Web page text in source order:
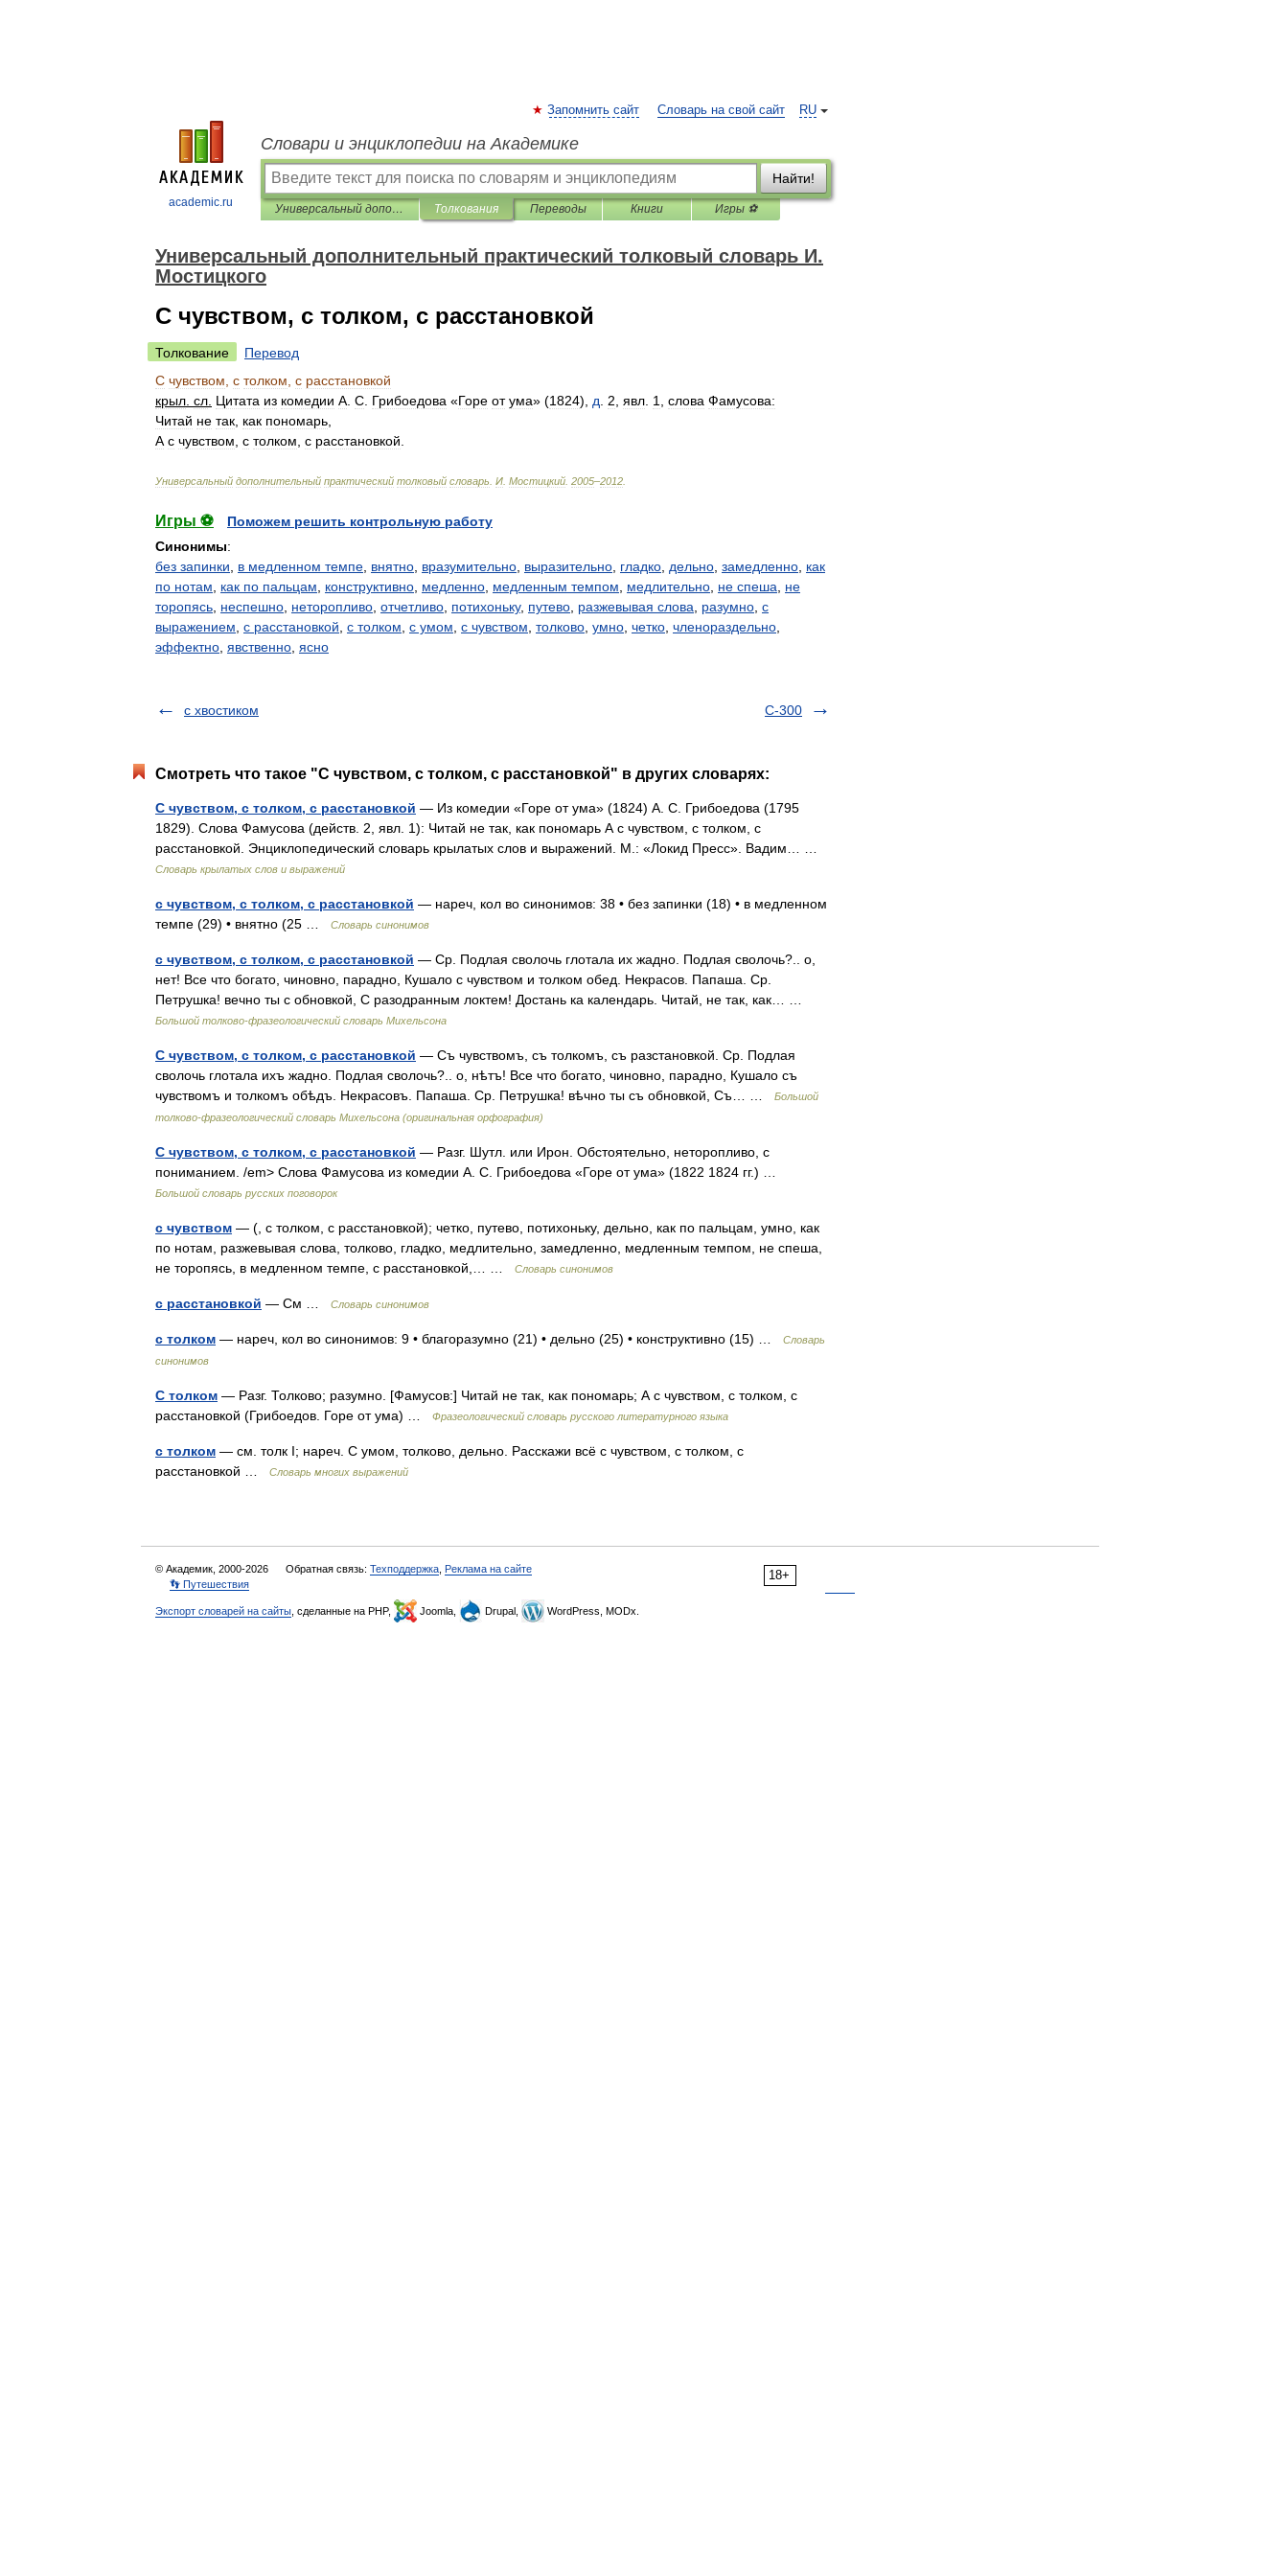
academic.ru
RU
Запомнить сайт Словарь на свой сайт
Словари и энциклопедии на Академике
Найти!
Универсальный дополнительный практический толковый словарь И. Мостицкого Толкования Переводы Книги Игры ⚽
Универсальный дополнительный практический толковый словарь И.
Мостицкого
С чувством, с толком, с расстановкой
Толкование
Перевод
С чувством с толком с расстановкой
крыл сл Цитата из комедии А С Грибоедова «Горе от ума» (1824), д 2 явл 1 слова Фамусова:
Читай не так как пономарь
А с чувством с толком с расстановкой
Универсальный дополнительный практический толковый словарь И Мостицкий 2005–2012
Игры ⚽
Поможем решить контрольную работу
Синонимы:
без запинки
в медленном темпе внятно вразумительно выразительно гладко дельно замедленно как
по нотам
как по пальцам конструктивно медленно медленным темпом медлительно не спеша
не
торопясь неспешно неторопливо отчетливо потихоньку, путево разжевывая слова разумно с
выражением с расстановкой с толком с умом с чувством толково умно четко членораздельно
эффектно явственно ясно
с хвостиком С-300
Смотреть что такое "С чувством, с толком, с расстановкой" в других словарях:
С чувством, с толком, с расстановкой — Из комедии «Горе от ума» (1824) А. С. Грибоедова (1795
1829). Слова Фамусова (действ. 2, явл. 1): Читай не так, как пономарь А с чувством, с толком, с
расстановкой. Энциклопедический словарь крылатых слов и выражений. М.: «Локид Пресс». Вадим… …
Словарь крылатых слов и выражений
с чувством, с толком, с расстановкой — нареч, кол во синонимов: 38 • без запинки (18) • в медленном
темпе (29) • внятно (25 …
Словарь синонимов
с чувством, с толком, с расстановкой — Ср. Подлая сволочь глотала их жадно. Подлая сволочь?.. о,
нет! Все что богато, чиновно, парадно, Кушало с чувством и толком обед. Некрасов. Папаша. Ср.
Петрушка! вечно ты с обновкой, С разодранным локтем! Достань ка календарь. Читай, не так, как… …
Большой толково-фразеологический словарь Михельсона
С чувством, с толком, с расстановкой — Съ чувствомъ, съ толкомъ, съ разстановкой. Ср. Подлая
сволочь глотала ихъ жадно. Подлая сволочь?.. о, нѣтъ! Все что богато, чиновно, парадно, Кушало съ
чувствомъ и толкомъ обѣдъ. Некрасовъ. Папаша. Ср. Петрушка! вѣчно ты съ обновкой, Съ… …
Большой
толково-фразеологический словарь Михельсона (оригинальная орфография)
С чувством, с толком, с расстановкой — Разг. Шутл. или Ирон. Обстоятельно, неторопливо, с
пониманием. /em> Слова Фамусова из комедии А. С. Грибоедова «Горе от ума» (1822 1824 гг.) …
Большой словарь русских поговорок
с чувством — (, с толком, с расстановкой); четко, путево, потихоньку, дельно, как по пальцам, умно, как
по нотам, разжевывая слова, толково, гладко, медлительно, замедленно, медленным темпом, не спеша,
не торопясь, в медленном темпе, с расстановкой,… …
Словарь синонимов
с расстановкой — См … Словарь синонимов
с толком — нареч, кол во синонимов: 9 • благоразумно (21) • дельно (25) • конструктивно (15) …
Словарь
синонимов
С толком — Разг. Толково; разумно. [Фамусов:] Читай не так, как пономарь; А с чувством, с толком, с
расстановкой (Грибоедов. Горе от ума) …
Фразеологический словарь русского литературного языка
с толком — см. толк I; нареч. С умом, толково, дельно. Расскажи всё с чувством, с толком, с
расстановкой …
Словарь многих выражений
18+
© Академик, 2000-2026 Обратная связь: Техподдержка Реклама на сайте
👣 Путешествия
Экспорт словарей на сайты , сделанные на PHP, Joomla, Drupal, WordPress, MODx.